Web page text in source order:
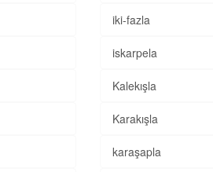
iki-fazla
iskarpela
Kalekışla
Karakışla
karaşapla